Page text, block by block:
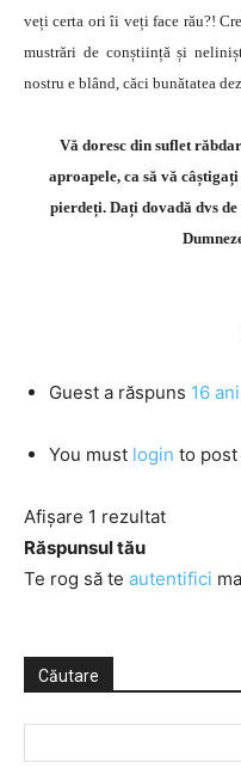
veți certa ori îi veți face rău?!
mustrări de conștiință și
nostru e blând, căci bunătatea
Vă doresc din suflet
aproapele, ca să vă
pierdeți. Dați dovadă dvs
Guest a răspuns 16
You must login to post
Afișare 1 rezultat
Răspunsul tău
Te rog să te autentifici
Căutare